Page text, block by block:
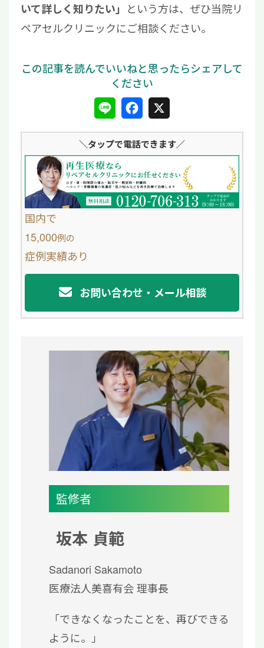
いて詳しく知りたい」 という方は、ぜひ当院リ
ペアセルクリニックにご相談ください。
L
n
e
F
c
e
b
o
X
＼タップで電話できます／
国内で
15,000例の
症例実績あり
お問い合わせ・メール相談
監修者
坂本 貞範
Sadanori Sakamoto
医療法人美喜有会 理事長
「できなくなったことを、再びできる
ように。」